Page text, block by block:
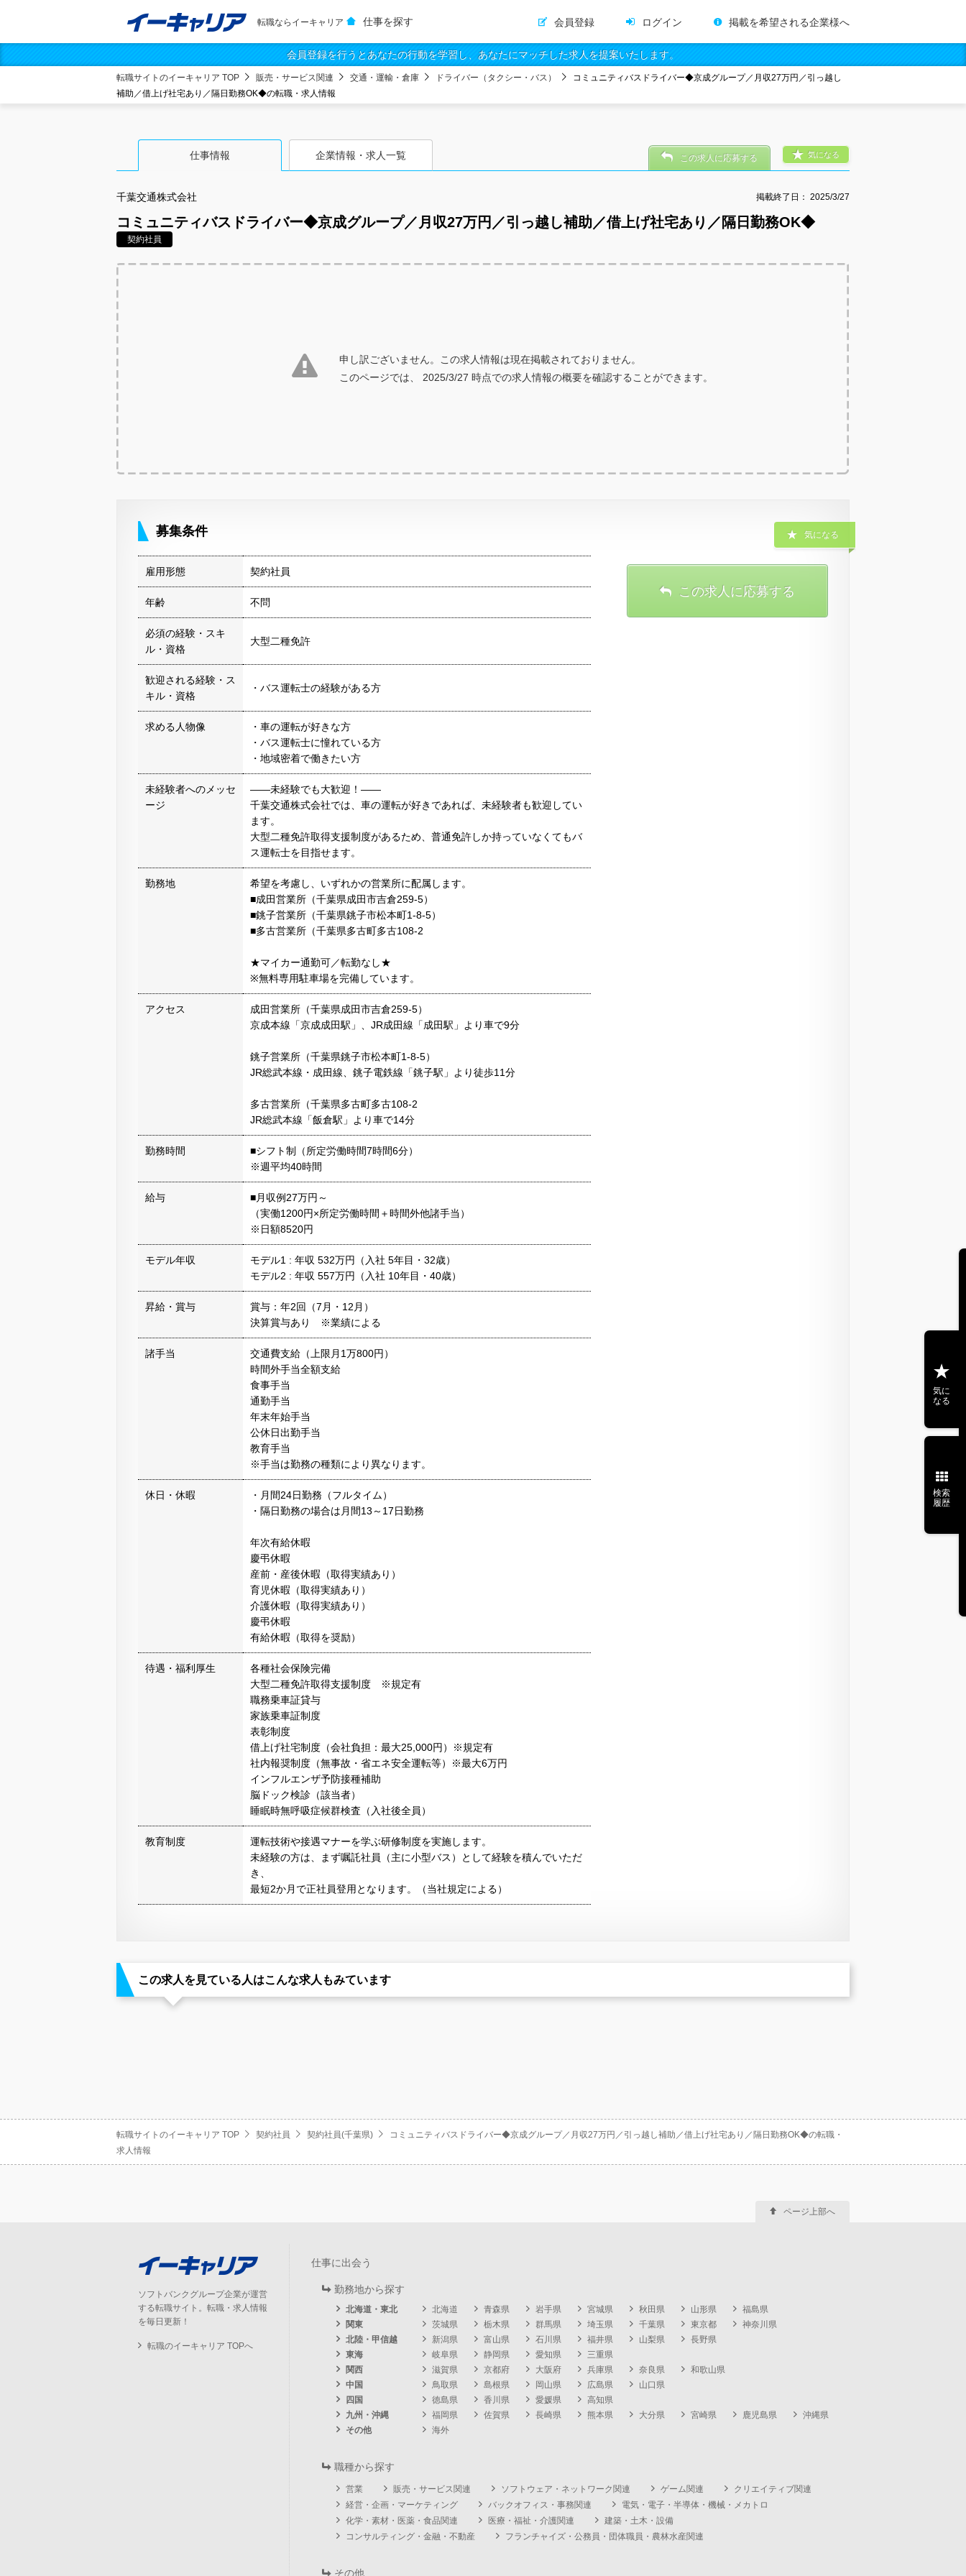
転職ならイーキャリア 仕事を探す 会員登録 ログイン 掲載を希望される企業様へ
会員登録を行うとあなたの行動を学習し、あなたにマッチした求人を提案いたします。
転職サイトのイーキャリア TOP 販売・サービス関連 交通・運輸・倉庫 ドライバー（タクシー・バス）
コミュニティバスドライバー◆京成グループ／月収27万円／引っ越し
補助／借上げ社宅あり／隔日勤務OK◆の転職・求人情報
仕事情報 企業情報・求人一覧
千葉交通株式会社 掲載終了日： 2025/3/27
コミュニティバスドライバー◆京成グループ／月収27万円／引っ越し補助／借上げ社宅あり／隔日勤務OK◆
契約社員
気になる
この求人に応募する
申し訳ございません。この求人情報は現在掲載されておりません。
このページでは、 2025/3/27 時点での求人情報の概要を確認することができます。
募集条件
雇用形態 契約社員
年齢 不問
必須の経験・スキ
ル・資格
大型二種免許
歓迎される経験・ス
キル・資格
・バス運転士の経験がある方
求める人物像
・車の運転が好きな方
・バス運転士に憧れている方
・地域密着で働きたい方
未経験者へのメッセ
ージ
——未経験でも大歓迎！——
千葉交通株式会社では、車の運転が好きであれば、未経験者も歓迎してい
ます。
大型二種免許取得支援制度があるため、普通免許しか持っていなくてもバ
ス運転士を目指せます。
勤務地
希望を考慮し、いずれかの営業所に配属します。
■成田営業所（千葉県成田市吉倉259-5）
■銚子営業所（千葉県銚子市松本町1-8-5）
■多古営業所（千葉県多古町多古108-2
★マイカー通勤可／転勤なし★
※無料専用駐車場を完備しています。
アクセス
成田営業所（千葉県成田市吉倉259-5）
京成本線「京成成田駅」、JR成田線「成田駅」より車で9分
銚子営業所（千葉県銚子市松本町1-8-5）
JR総武本線・成田線、銚子電鉄線「銚子駅」より徒歩11分
多古営業所（千葉県多古町多古108-2
JR総武本線「飯倉駅」より車で14分
勤務時間
■シフト制（所定労働時間7時間6分）
※週平均40時間
給与
■月収例27万円～
（実働1200円×所定労働時間＋時間外他諸手当）
※日額8520円
モデル年収
モデル1 : 年収 532万円（入社 5年目・32歳）
モデル2 : 年収 557万円（入社 10年目・40歳）
昇給・賞与
賞与：年2回（7月・12月）
決算賞与あり ※業績による
諸手当
交通費支給（上限月1万800円）
時間外手当全額支給
食事手当
通勤手当
年末年始手当
公休日出勤手当
教育手当
※手当は勤務の種類により異なります。
休日・休暇
・月間24日勤務（フルタイム）
・隔日勤務の場合は月間13～17日勤務
年次有給休暇
慶弔休暇
産前・産後休暇（取得実績あり）
育児休暇（取得実績あり）
介護休暇（取得実績あり）
慶弔休暇
有給休暇（取得を奨励）
待遇・福利厚生
各種社会保険完備
大型二種免許取得支援制度 ※規定有
職務乗車証貸与
家族乗車証制度
表彰制度
借上げ社宅制度（会社負担：最大25,000円）※規定有
社内報奨制度（無事故・省エネ安全運転等）※最大6万円
インフルエンザ予防接種補助
脳ドック検診（該当者）
睡眠時無呼吸症候群検査（入社後全員）
教育制度
運転技術や接遇マナーを学ぶ研修制度を実施します。
未経験の方は、まず嘱託社員（主に小型バス）として経験を積んでいただ
き、
最短2か月で正社員登用となります。（当社規定による）
気になる
この求人に応募する
この求人を見ている人はこんな求人もみています
転職サイトのイーキャリア TOP 契約社員 契約社員(千葉県)
コミュニティバスドライバー◆京成グループ／月収27万円／引っ越し補助／借上げ社宅あり／隔日勤務OK◆の転職・
求人情報
気に
なる
検索
履歴
ソフトバンクグループ企業が運営
する転職サイト。転職・求人情報
を毎日更新！
転職のイーキャリア TOPへ
仕事に出会う
勤務地から探す
北海道・東北 北海道 青森県 岩手県 宮城県 秋田県 山形県
福島県
関東
茨城県 栃木県 群馬県 埼玉県 千葉県 東京都
神奈川県
北陸・甲信越
新潟県 富山県 石川県 福井県 山梨県
長野県
東海
岐阜県 静岡県 愛知県
三重県
関西
滋賀県 京都府 大阪府 兵庫県 奈良県
和歌山県
中国
鳥取県 島根県 岡山県 広島県
山口県
四国
徳島県 香川県 愛媛県
高知県
九州・沖縄
福岡県 佐賀県 長崎県 熊本県 大分県 宮崎県 鹿児島県
沖縄県
その他
海外
職種から探す
営業 販売・サービス関連 ソフトウェア・ネットワーク関連 ゲーム関連
クリエイティブ関連
経営・企画・マーケティング
バックオフィス・事務関連
電気・電子・半導体・機械・メカトロ
化学・素材・医薬・食品関連
医療・福祉・介護関連
建築・土木・設備
コンサルティング・金融・不動産
フランチャイズ・公務員・団体職員・農林水産関連
その他
ページ上部へ